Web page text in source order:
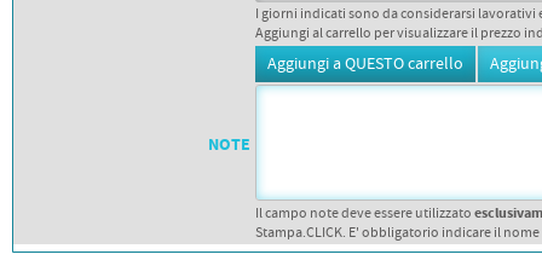
I giorni indicati sono da considerarsi
Aggiungi al carrello per visualizzare il prezzo
NOTE
Il campo note deve essere utilizzato
Stampa.CLICK. E' obbligatorio indicare il